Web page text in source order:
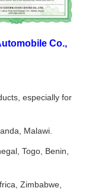
Co.,
especially for
Malawi.
Togo, Benin,
Zimbabwe,